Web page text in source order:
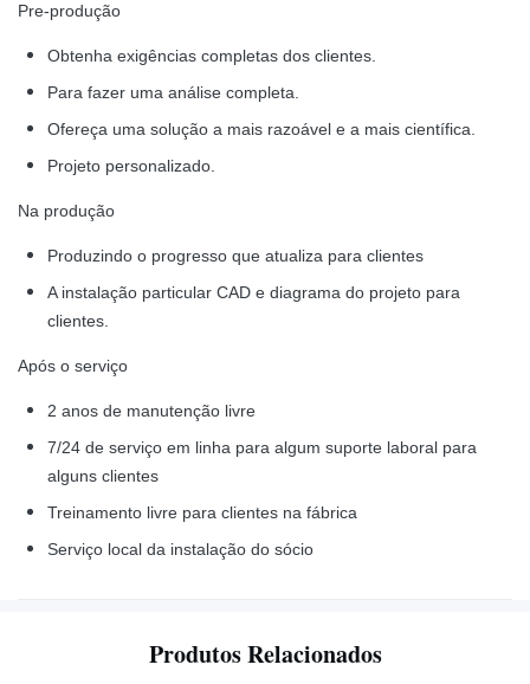
Pre-produção
Obtenha exigências completas dos clientes.
Para fazer uma análise completa.
Ofereça uma solução a mais razoável e a mais científica.
Projeto personalizado.
Na produção
Produzindo o progresso que atualiza para clientes
A instalação particular CAD e diagrama do projeto para
clientes.
Após o serviço
2 anos de manutenção livre
7/24 de serviço em linha para algum suporte laboral para
alguns clientes
Treinamento livre para clientes na fábrica
Serviço local da instalação do sócio
Produtos Relacionados